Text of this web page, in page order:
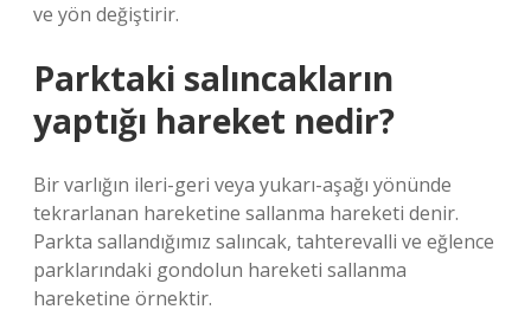
ve yön değiştirir.
Parktaki salıncakların
yaptığı hareket nedir?
Bir varlığın ileri-geri veya yukarı-aşağı yönünde
tekrarlanan hareketine sallanma hareketi denir.
Parkta sallandığımız salıncak, tahterevalli ve eğlence
parklarındaki gondolun hareketi sallanma
hareketine örnektir.